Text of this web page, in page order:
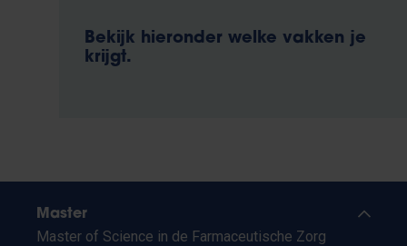
Bekijk hieronder welke vakken je
krijgt.
Master
Master of Science in de Farmaceutische Zorg